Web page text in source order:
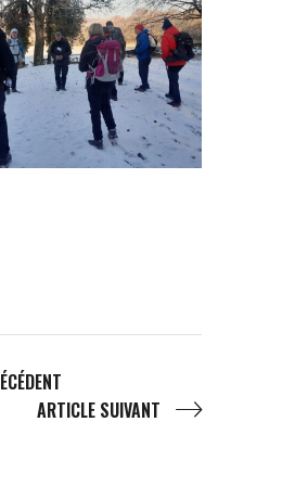
ARTICLE SUIVANT